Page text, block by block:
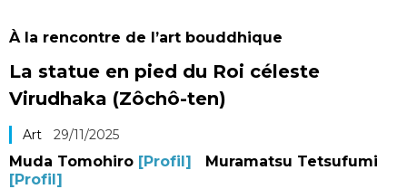
Société
Culture
À la rencontre de l’art bouddhique
La statue en pied du Roi céleste
Virudhaka (Zôchô-ten)
Art 29/11/2025
Muda Tomohiro [Profil]
Muramatsu Tetsufumi
[Profil]